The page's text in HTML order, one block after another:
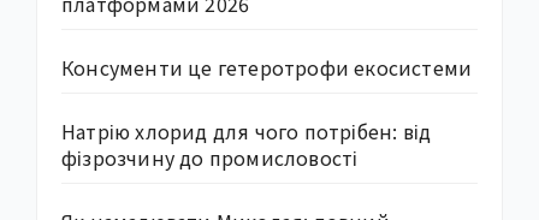
Консументи це гетеротрофи екосистеми
Натрію хлорид для чого потрібен: від
фізрозчину до промисловості